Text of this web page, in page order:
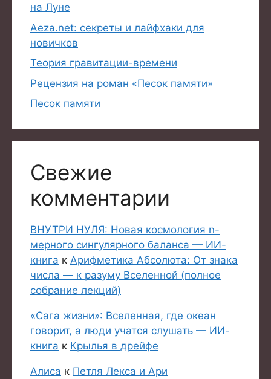
на Луне
Aeza.net: секреты и лайфхаки для
новичков
Теория гравитации-времени
Рецензия на роман «Песок памяти»
Песок памяти
Свежие
комментарии
ВНУТРИ НУЛЯ: Новая космология n-
мерного сингулярного баланса — ИИ-
книга к Арифметика Абсолюта: От знака
числа — к разуму Вселенной (полное
собрание лекций)
«Сага жизни»: Вселенная, где океан
говорит, а люди учатся слушать — ИИ-
книга к Крылья в дрейфе
Алиса к Петля Лекса и Ари